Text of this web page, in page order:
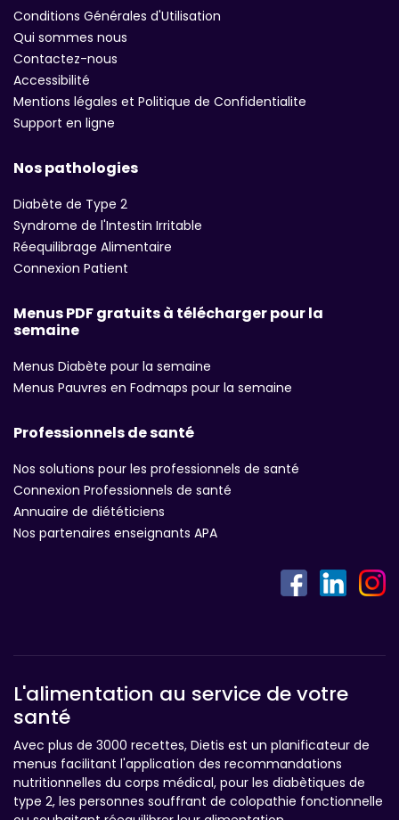
Conditions Générales d'Utilisation
Qui sommes nous
Contactez-nous
Accessibilité
Mentions légales et Politique de Confidentialite
Support en ligne
Nos pathologies
Diabète de Type 2
Syndrome de l'Intestin Irritable
Réequilibrage Alimentaire
Connexion Patient
Menus PDF gratuits à télécharger pour la
semaine
Menus Diabète pour la semaine
Menus Pauvres en Fodmaps pour la semaine
Professionnels de santé
Nos solutions pour les professionnels de santé
Connexion Professionnels de santé
Annuaire de diététiciens
Nos partenaires enseignants APA
L'alimentation au service de votre
santé
Avec plus de 3000 recettes, Dietis est un planificateur de
menus facilitant l'application des recommandations
nutritionnelles du corps médical, pour les diabètiques de
type 2, les personnes souffrant de colopathie fonctionnelle